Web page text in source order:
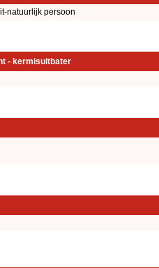
natuurlijk persoon
- kermisuitbater